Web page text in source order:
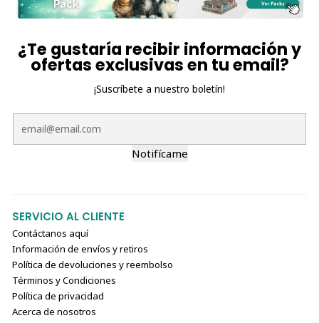
¿Te gustaría recibir información y
ofertas exclusivas en tu email?
¡Suscríbete a nuestro boletín!
Notifícame
SERVICIO AL CLIENTE
Contáctanos aquí
Información de envíos y retiros
Política de devoluciones y reembolso
Términos y Condiciones
Política de privacidad
Acerca de nosotros